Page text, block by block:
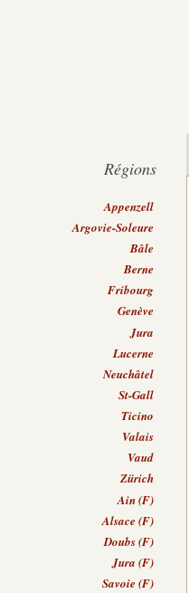
Régions
Appenzell
Argovie-Soleure
Bâle
Berne
Fribourg
Genève
Jura
Lucerne
Neuchâtel
St-Gall
Ticino
Valais
Vaud
Zürich
Ain (F)
Alsace (F)
Doubs (F)
Jura (F)
Savoie (F)